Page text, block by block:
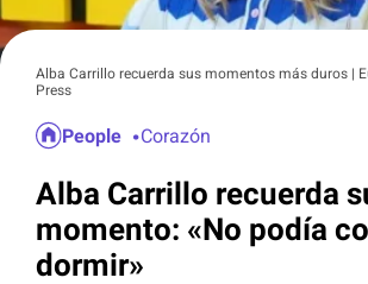
Alba Carrillo recuerda sus momentos más duros |
Press
People Corazón
Alba Carrillo recuerda
momento: «No podía
dormir»